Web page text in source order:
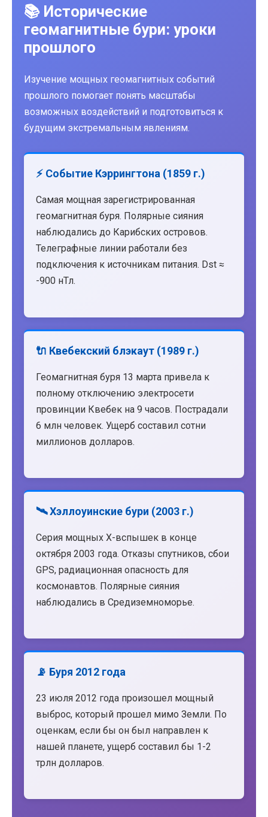
📚 Исторические
геомагнитные бури: уроки
прошлого
Изучение мощных геомагнитных событий
прошлого помогает понять масштабы
возможных воздействий и подготовиться к
будущим экстремальным явлениям.
⚡ Событие Кэррингтона (1859 г.)
Самая мощная зарегистрированная
геомагнитная буря. Полярные сияния
наблюдались до Карибских островов.
Телеграфные линии работали без
подключения к источникам питания. Dst ≈
-900 нТл.
🔌 Квебекский блэкаут (1989 г.)
Геомагнитная буря 13 марта привела к
полному отключению электросети
провинции Квебек на 9 часов. Пострадали
6 млн человек. Ущерб составил сотни
миллионов долларов.
🛰️ Хэллоуинские бури (2003 г.)
Серия мощных X-вспышек в конце
октября 2003 года. Отказы спутников, сбои
GPS, радиационная опасность для
космонавтов. Полярные сияния
наблюдались в Средиземноморье.
📡 Буря 2012 года
23 июля 2012 года произошел мощный
выброс, который прошел мимо Земли. По
оценкам, если бы он был направлен к
нашей планете, ущерб составил бы 1-2
трлн долларов.